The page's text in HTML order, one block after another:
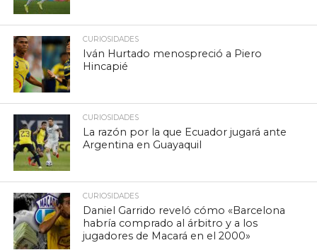
CURIOSIDADES
Iván Hurtado menospreció a Piero
Hincapié
CURIOSIDADES
La razón por la que Ecuador jugará ante
Argentina en Guayaquil
CURIOSIDADES
Daniel Garrido reveló cómo «Barcelona
habría comprado al árbitro y a los
jugadores de Macará en el 2000»